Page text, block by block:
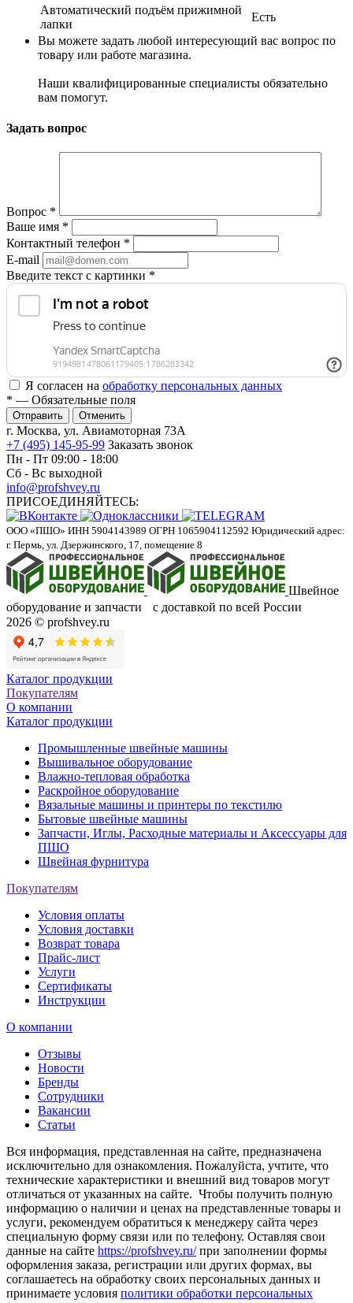
Автоматический подъём прижимной
лапки
Есть
Вы можете задать любой интересующий вас вопрос по
товару или работе магазина.
Наши квалифицированные специалисты обязательно
вам помогут.
Задать вопрос
Вопрос *
Ваше имя *
Контактный телефон *
E-mail
Введите текст с картинки *
Я согласен на обработку персональных данных
* — Обязательные поля
Отменить
г. Москва, ул. Авиамоторная 73А
+7 (495) 145-95-99 Заказать звонок
Пн - Пт 09:00 - 18:00
Сб - Вс выходной
info@profshvey.ru
ПРИСОЕДИНЯЙТЕСЬ:
ООО «ПШО» ИНН 5904143989 ОГРН 1065904112592 Юридический адрес:
г. Пермь, ул. Дзержинского, 17, помещение 8
Швейное
оборудование и запчасти с доставкой по всей России
2026 © profshvey.ru
Каталог продукции
Покупателям
О компании
Каталог продукции
Промышленные швейные машины
Вышивальное оборудование
Влажно-тепловая обработка
Раскройное оборудование
Вязальные машины и принтеры по текстилю
Бытовые швейные машины
Запчасти, Иглы, Расходные материалы и Аксессуары для
ПШО
Швейная фурнитура
Покупателям
Условия оплаты
Условия доставки
Возврат товара
Прайс-лист
Услуги
Сертификаты
Инструкции
О компании
Отзывы
Новости
Бренды
Сотрудники
Вакансии
Статьи
Вся информация, представленная на сайте, предназначена
исключительно для ознакомления. Пожалуйста, учтите, что
технические характеристики и внешний вид товаров могут
отличаться от указанных на сайте. Чтобы получить полную
информацию о наличии и ценах на представленные товары и
услуги, рекомендуем обратиться к менеджеру сайта через
специальную форму связи или по телефону. Оставляя свои
данные на сайте https://profshvey.ru/при заполнении формы
оформления заказа, регистрации или других формах, вы
соглашаетесь на обработку своих персональных данных и
принимаете условия политики обработки персональных